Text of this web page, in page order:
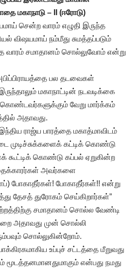
மகாநாடு – II (ஈரோடு)
சென்ற வாரம் எழுதி இருந்த
விஷயமாய் நம்மீது சுமத்தப்படும்
வாரம் சமாதானம் சொல்லுவோம் என்று
பல தடவைகள்
மகாநாட்டின் நடவடிக்கை
வேறு மார்க்கம்
அதாவது.
ராஜ்ய பாரத்தை மகாத்மாவிடம்
முடிச்சுக்களைக் கட்டிக் கொண்டு
கொண்டு கப்பல் ஏறுகின்ற
அவர்களை
போகாதீர்கள்! போகாதீர்கள்!! என்று
தேசத் துரோகம் செய்கிறார்கள்”
சமாதானம் சொல்ல வேண்டி
அதாவது முன் சொல்லி
சொல்லுகின்றோம்.
உப்புச் சட்டத்தை மீறுவது
மூடத்தனமானதுமாகும் என்பது நமது